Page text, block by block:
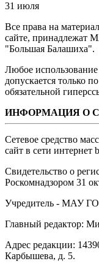
31 июля
Все права на
сайте, принадлежат
"Большая Балашиха".
Любое использование
допускается только
обязательной
ИНФОРМАЦИЯ О
Сетевое средство
сайт в сети интернет
Свидетельство о
Роскомнадзором 31
Учредитель - МАУ
Главный редактор:
Адрес редакции:
Карбышева, д. 5.